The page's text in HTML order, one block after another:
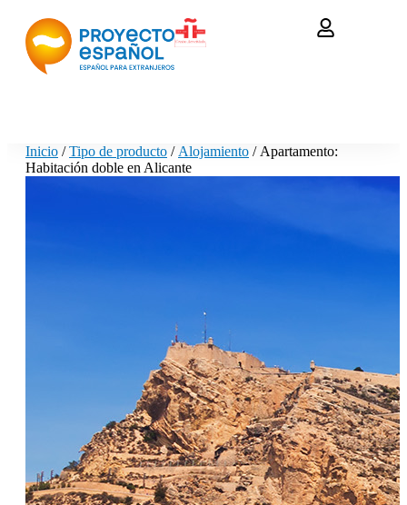
Inicio /Tipo de producto / Alojamiento / Apartamento:
Habitación doble en Alicante